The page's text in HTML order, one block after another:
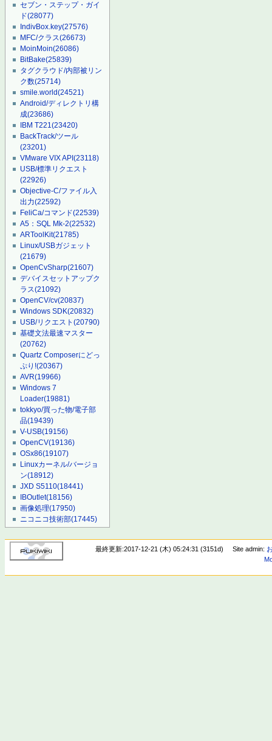
セブン・ステップ・ガイ
ド(28077)
IndivBox.key(27576)
MFC/クラス(26673)
MoinMoin(26086)
BitBake(25839)
タグクラウド/内部被リン
ク数(25714)
smile.world(24521)
Android/ディレクトリ構
成(23686)
IBM T221(23420)
BackTrack/ツール
(23201)
VMware VIX API(23118)
USB/標準リクエスト
(22926)
Objective-C/ファイル入
出力(22592)
FeliCa/コマンド(22539)
A5：SQL Mk-2(22532)
ARToolKit(21785)
Linux/USBガジェット
(21679)
OpenCvSharp(21607)
デバイスセットアップク
ラス(21092)
OpenCV/cv(20837)
Windows SDK(20832)
USB/リクエスト(20790)
基礎文法最速マスター
(20762)
Quartz Composerにどっ
ぷり!(20367)
AVR(19966)
Windows 7
Loader(19881)
tokkyo/買った物/電子部
品(19439)
V-USB(19156)
OpenCV(19136)
OSx86(19107)
Linuxカーネル/バージョ
ン(18912)
JXD S5110(18441)
IBOutlet(18156)
画像処理(17950)
ニコニコ技術部(17445)
最終更新:2017-12-21 (木) 05:24:31 (3151d) Site admin: